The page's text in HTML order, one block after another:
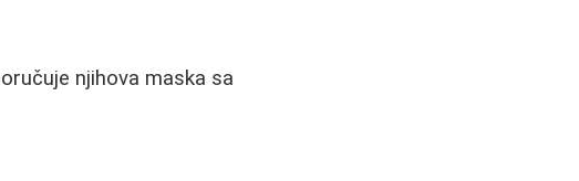
njihova maska sa